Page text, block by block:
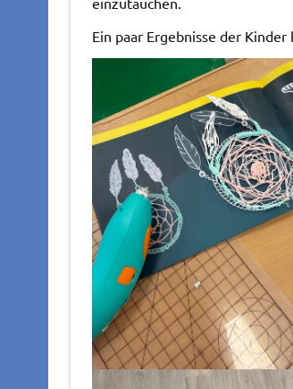
Ein paar Ergebnisse der